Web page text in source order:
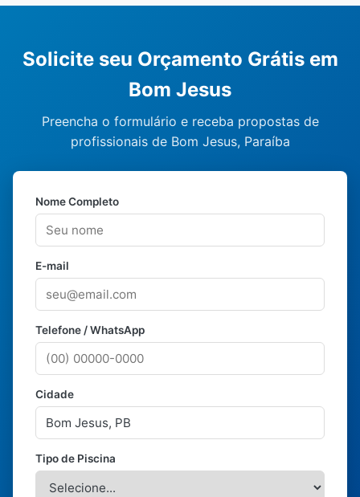
Solicite seu Orçamento Grátis em
Bom Jesus
Preencha o formulário e receba propostas de
profissionais de Bom Jesus, Paraíba
Nome Completo
E-mail
Telefone / WhatsApp
Cidade
Tipo de Piscina